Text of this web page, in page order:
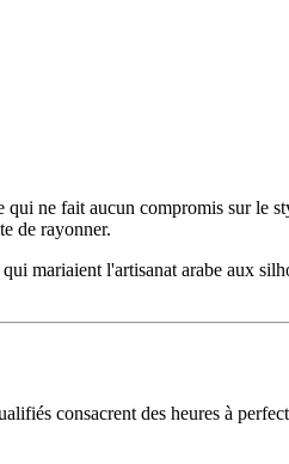
ne fait aucun compromis sur le
de rayonner.
mariaient l'artisanat arabe aux
consacrent des heures à